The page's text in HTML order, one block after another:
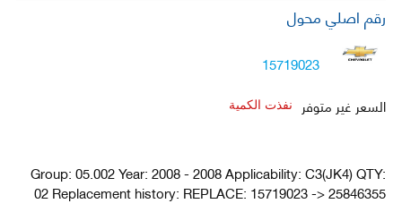
رقم اصلي محول
15719023
السعر غير متوفر
نفذت الكمية
Group: 05.002 Year: 2008 - 2008 Applicability: C3(JK4) QTY:
02 Replacement history: REPLACE: 15719023 -> 25846355